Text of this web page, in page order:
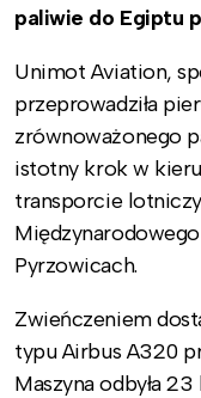
paliwie do Egiptu
Unimot Aviation,
przeprowadziła
zrównoważonego
istotny krok w
transporcie
Pyrzowicach.
Zwieńczeniem
typu Airbus A320
Maszyna odbyła